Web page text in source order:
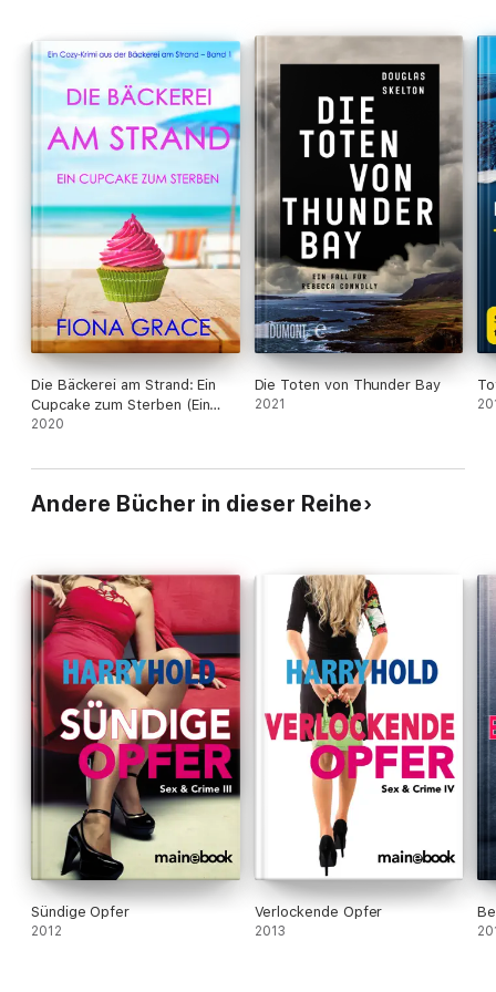
Die Bäckerei am Strand: Ein
Cupcake zum Sterben (Ein
Cozy-Krimi aus der Bäckerei
2020
Die Toten von Thunder Bay
2021
Andere Bücher in dieser Reihe
Sündige Opfer
2012
Verlockende Opfer
2013